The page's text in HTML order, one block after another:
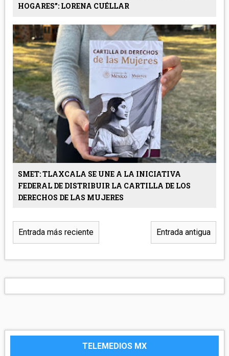
HOGARES”: LORENA CUÉLLAR
SMET: TLAXCALA SE UNE A LA INICIATIVA
FEDERAL DE DISTRIBUIR LA CARTILLA DE LOS
DERECHOS DE LAS MUJERES
Entrada más reciente Entrada antigua
TELEMEDIOS MX